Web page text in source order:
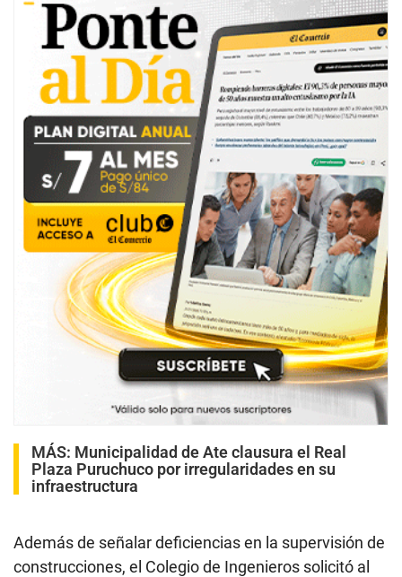
MÁS: Municipalidad de Ate clausura el Real
Plaza Puruchuco por irregularidades en su
infraestructura
Además de señalar deficiencias en la supervisión de
construcciones, el Colegio de Ingenieros solicitó al